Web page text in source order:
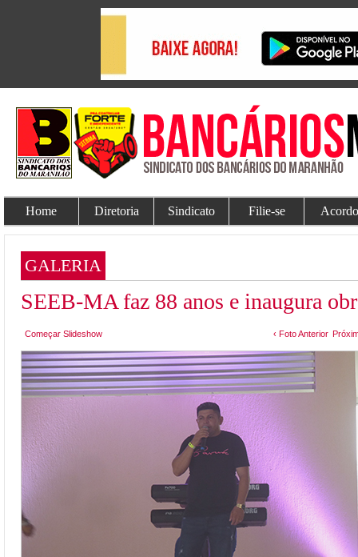
Home Diretoria Sindicato Filie-se
GALERIA
SEEB-MA faz 88 anos e inaugura
Começar Slideshow ‹ Foto Anterior